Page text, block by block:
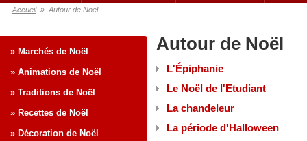
Accueil » Autour de Noël
» Marchés de Noël
» Animations de Noël
» Traditions de Noël
» Recettes de Noël
» Décoration de Noël
Autour de Noël
L'Épiphanie
Le Noël de l'Etudiant
La chandeleur
La période d'Halloween